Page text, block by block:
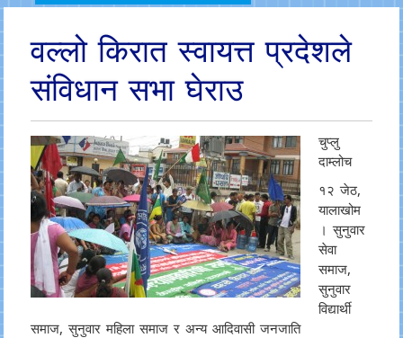
वल्लो किरात स्वायत्त प्रदेशले
संविधान सभा घेराउ
चुप्लु
दाम्लोच
१२ जेठ,
यालाखोम
। सुनुवार
सेवा
समाज,
सुनुवार
विद्यार्थी
समाज, सुनुवार महिला समाज र अन्य आदिवासी जनजाति